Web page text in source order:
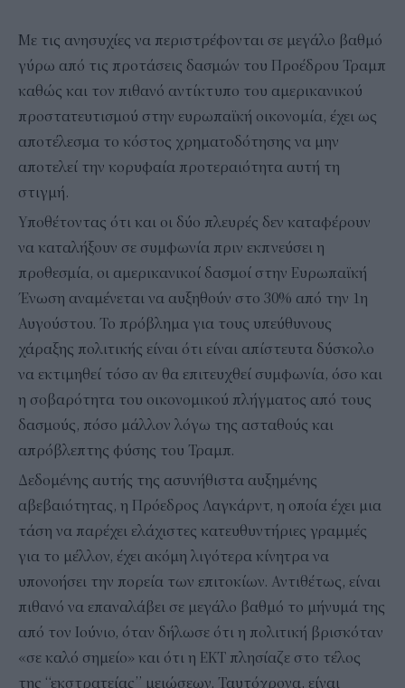
Με τις ανησυχίες να περιστρέφονται σε μεγάλο βαθμό
γύρω από τις προτάσεις δασμών του Προέδρου Τραμπ
καθώς και τον πιθανό αντίκτυπο του αμερικανικού
προστατευτισμού στην ευρωπαϊκή οικονομία, έχει ως
αποτέλεσμα το κόστος χρηματοδότησης να μην
αποτελεί την κορυφαία προτεραιότητα αυτή τη
στιγμή.
Υποθέτοντας ότι και οι δύο πλευρές δεν καταφέρουν
να καταλήξουν σε συμφωνία πριν εκπνεύσει η
προθεσμία, οι αμερικανικοί δασμοί στην Ευρωπαϊκή
Ένωση αναμένεται να αυξηθούν στο 30% από την 1η
Αυγούστου. Το πρόβλημα για τους υπεύθυνους
χάραξης πολιτικής είναι ότι είναι απίστευτα δύσκολο
να εκτιμηθεί τόσο αν θα επιτευχθεί συμφωνία, όσο και
η σοβαρότητα του οικονομικού πλήγματος από τους
δασμούς, πόσο μάλλον λόγω της ασταθούς και
απρόβλεπτης φύσης του Τραμπ.
Δεδομένης αυτής της ασυνήθιστα αυξημένης
αβεβαιότητας, η Πρόεδρος Λαγκάρντ, η οποία έχει μια
τάση να παρέχει ελάχιστες κατευθυντήριες γραμμές
για το μέλλον, έχει ακόμη λιγότερα κίνητρα να
υπονοήσει την πορεία των επιτοκίων. Αντιθέτως, είναι
πιθανό να επαναλάβει σε μεγάλο βαθμό το μήνυμά της
από τον Ιούνιο, όταν δήλωσε ότι η πολιτική βρισκόταν
«σε καλό σημείο» και ότι η ΕΚΤ πλησίαζε στο τέλος
της “εκστρατείας” μειώσεων. Ταυτόχρονα, είναι